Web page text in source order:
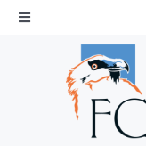
Saltar
Toggle
Navigation